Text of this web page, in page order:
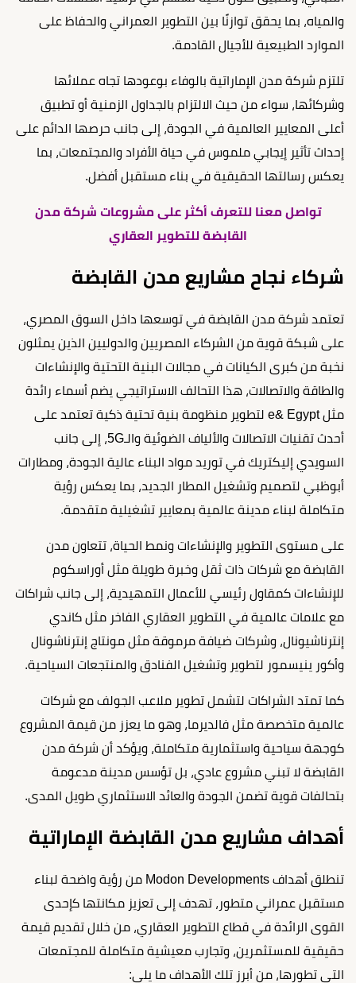
والمياه، بما يحقق توازنًا بين التطوير العمراني والحفاظ على
الموارد الطبيعية للأجيال القادمة.
تلتزم شركة مدن الإماراتية بالوفاء بوعودها تجاه عملائها
وشركائها، سواء من حيث الالتزام بالجداول الزمنية أو تطبيق
أعلى المعايير العالمية في الجودة، إلى جانب حرصها الدائم على
إحداث تأثير إيجابي ملموس في حياة الأفراد والمجتمعات، بما
يعكس رسالتها الحقيقية في بناء مستقبل أفضل.
تواصل معنا للتعرف أكثر على مشروعات شركة مدن
القابضة للتطوير العقاري
شركاء نجاح مشاريع مدن القابضة
تعتمد شركة مدن القابضة في توسعها داخل السوق المصري،
على شبكة قوية من الشركاء المصريين والدوليين الذين يمثلون
نخبة من كبرى الكيانات في مجالات البنية التحتية والإنشاءات
والطاقة والاتصالات، هذا التحالف الاستراتيجي يضم أسماء رائدة
مثل e& Egypt لتطوير منظومة بنية تحتية ذكية تعتمد على
أحدث تقنيات الاتصالات والألياف الضوئية والـ5G، إلى جانب
السويدي إليكتريك في توريد مواد البناء عالية الجودة، ومطارات
أبوظبي لتصميم وتشغيل المطار الجديد، بما يعكس رؤية
متكاملة لبناء مدينة عالمية بمعايير تشغيلية متقدمة.
على مستوى التطوير والإنشاءات ونمط الحياة، تتعاون مدن
القابضة مع شركات ذات ثقل وخبرة طويلة مثل أوراسكوم
للإنشاءات كمقاول رئيسي للأعمال التمهيدية، إلى جانب شراكات
مع علامات عالمية في التطوير العقاري الفاخر مثل كاندي
إنترناشيونال، وشركات ضيافة مرموقة مثل مونتاج إنترناشونال
وأكور ينيسمور لتطوير وتشغيل الفنادق والمنتجعات السياحية.
كما تمتد الشراكات لتشمل تطوير ملاعب الجولف مع شركات
عالمية متخصصة مثل فالديرما، وهو ما يعزز من قيمة المشروع
كوجهة سياحية واستثمارية متكاملة، ويؤكد أن شركة مدن
القابضة لا تبني مشروع عادي، بل تؤسس مدينة مدعومة
بتحالفات قوية تضمن الجودة والعائد الاستثماري طويل المدى.
أهداف مشاريع مدن القابضة الإماراتية
تنطلق أهداف Modon Developments من رؤية واضحة لبناء
مستقبل عمراني متطور، تهدف إلى تعزيز مكانتها كإحدى
القوى الرائدة في قطاع التطوير العقاري، من خلال تقديم قيمة
حقيقية للمستثمرين، وتجارب معيشية متكاملة للمجتمعات
التي تطورها، من أبرز تلك الأهداف ما يلي: